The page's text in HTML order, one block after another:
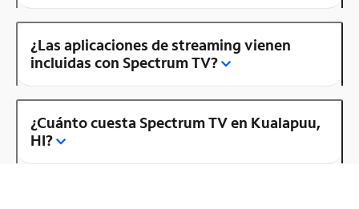
¿Las aplicaciones de streaming vienen
incluidas con Spectrum TV?
¿Cuánto cuesta Spectrum TV en Kualapuu,
HI?